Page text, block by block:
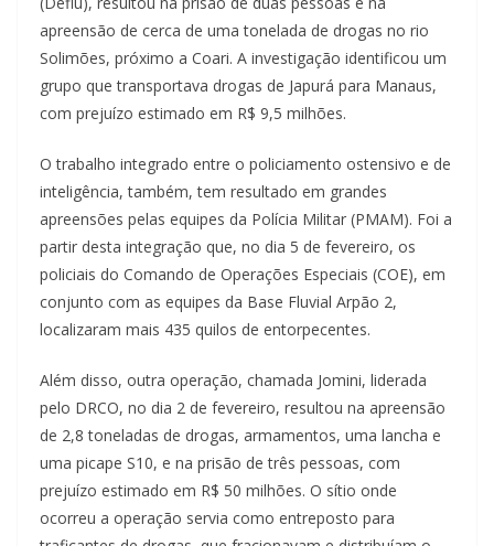
apreensão de cerca de uma tonelada de drogas no rio
Solimões, próximo a Coari. A investigação identificou um
grupo que transportava drogas de Japurá para Manaus,
com prejuízo estimado em R$ 9,5 milhões.
O trabalho integrado entre o policiamento ostensivo e de
inteligência, também, tem resultado em grandes
apreensões pelas equipes da Polícia Militar (PMAM). Foi a
partir desta integração que, no dia 5 de fevereiro, os
policiais do Comando de Operações Especiais (COE), em
conjunto com as equipes da Base Fluvial Arpão 2,
localizaram mais 435 quilos de entorpecentes.
Além disso, outra operação, chamada Jomini, liderada
pelo DRCO, no dia 2 de fevereiro, resultou na apreensão
de 2,8 toneladas de drogas, armamentos, uma lancha e
uma picape S10, e na prisão de três pessoas, com
prejuízo estimado em R$ 50 milhões. O sítio onde
ocorreu a operação servia como entreposto para